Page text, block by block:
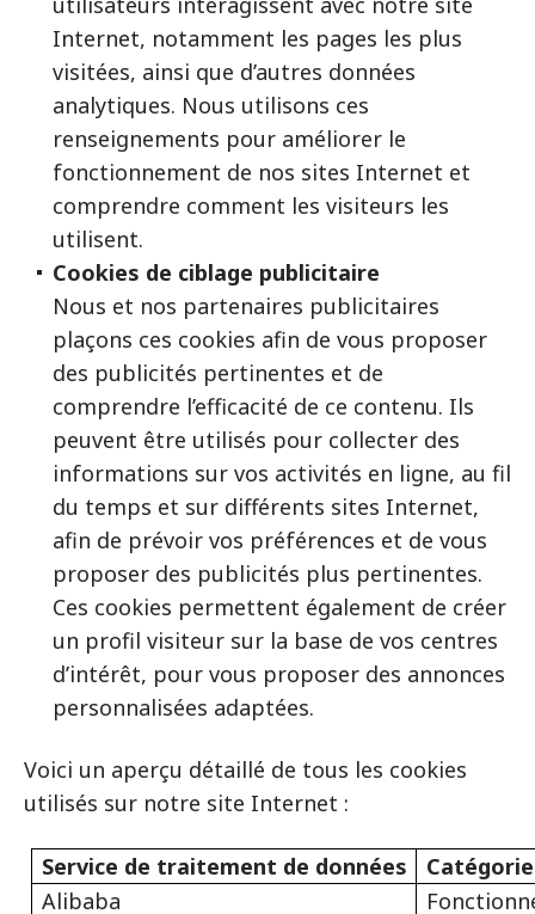
Internet, notamment les pages les plus
visitées, ainsi que d’autres données
analytiques. Nous utilisons ces
renseignements pour améliorer le
fonctionnement de nos sites Internet et
comprendre comment les visiteurs les
utilisent.
Cookies de ciblage publicitaire
Nous et nos partenaires publicitaires
plaçons ces cookies afin de vous proposer
des publicités pertinentes et de
comprendre l’efficacité de ce contenu. Ils
peuvent être utilisés pour collecter des
informations sur vos activités en ligne, au fil
du temps et sur différents sites Internet,
afin de prévoir vos préférences et de vous
proposer des publicités plus pertinentes.
Ces cookies permettent également de créer
un profil visiteur sur la base de vos centres
d’intérêt, pour vous proposer des annonces
personnalisées adaptées.
Voici un aperçu détaillé de tous les cookies
utilisés sur notre site Internet :
Service de traitement de données
Catégorie
Alibaba